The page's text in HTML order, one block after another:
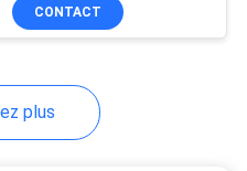
au
CONTACT
plus